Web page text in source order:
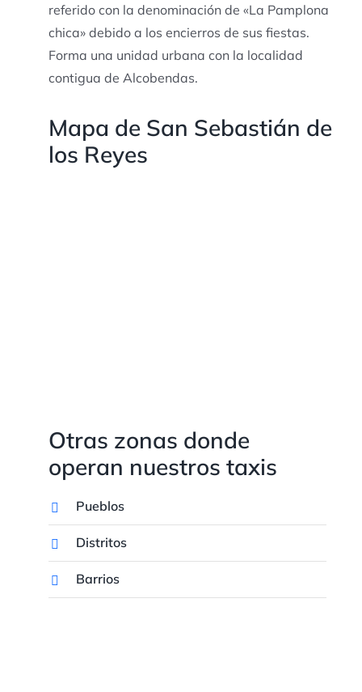
referido con la denominación de «La Pamplona
chica» debido a los encierros de sus fiestas.
Forma una unidad urbana con la localidad
contigua de Alcobendas.
Mapa de San Sebastián de
los Reyes
Otras zonas donde
operan nuestros taxis
Pueblos
Distritos
Barrios